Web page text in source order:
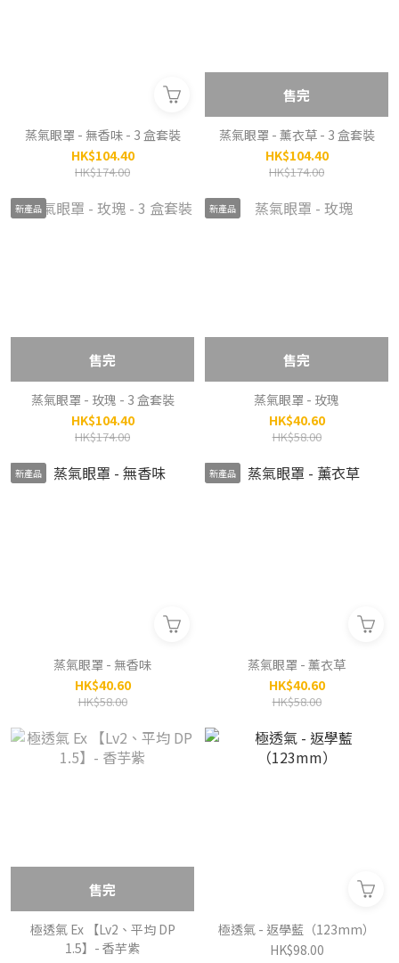
蒸氣眼罩 - 無香味 - 3 盒套裝
HK$104.40
HK$174.00
售完
蒸氣眼罩 - 薰衣草 - 3 盒套裝
HK$104.40
HK$174.00
新產品
售完
蒸氣眼罩 - 玫瑰 - 3 盒套裝
HK$104.40
HK$174.00
新產品
售完
蒸氣眼罩 - 玫瑰
HK$40.60
HK$58.00
新產品
蒸氣眼罩 - 無香味
HK$40.60
HK$58.00
新產品
蒸氣眼罩 - 薰衣草
HK$40.60
HK$58.00
售完
極透氣 Ex 【Lv2、平均 DP
1.5】- 香芋紫
極透氣 - 返學藍（123mm）
HK$98.00